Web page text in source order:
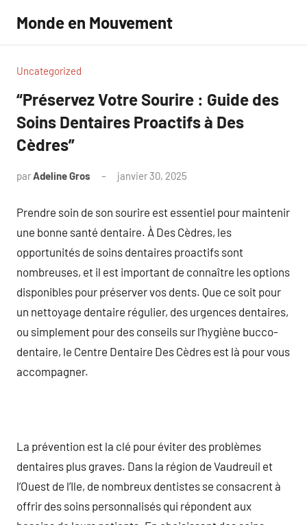
contenu
Monde en Mouvement
Uncategorized
“Préservez Votre Sourire : Guide des
Soins Dentaires Proactifs à Des
Cèdres”
parAdeline Gros janvier 30, 2025
Prendre soin de son sourire est essentiel pour maintenir
une bonne santé dentaire. À Des Cèdres, les
opportunités de soins dentaires proactifs sont
nombreuses, et il est important de connaître les options
disponibles pour préserver vos dents. Que ce soit pour
un nettoyage dentaire régulier, des urgences dentaires,
ou simplement pour des conseils sur l’hygiène bucco-
dentaire, le Centre Dentaire Des Cèdres est là pour vous
accompagner.
La prévention est la clé pour éviter des problèmes
dentaires plus graves. Dans la région de Vaudreuil et
l’Ouest de l’Ile, de nombreux dentistes se consacrent à
offrir des soins personnalisés qui répondent aux